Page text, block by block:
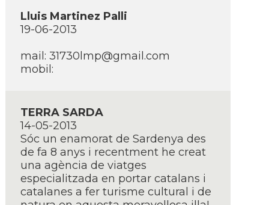
Lluis Martinez Palli
19-06-2013
mail: 31730lmp@gmail.com
mobil:
TERRA SARDA
14-05-2013
Sóc un enamorat de Sardenya des
de fa 8 anys i recentment he creat
una agència de viatges
especialitzada en portar catalans i
catalanes a fer turisme cultural i de